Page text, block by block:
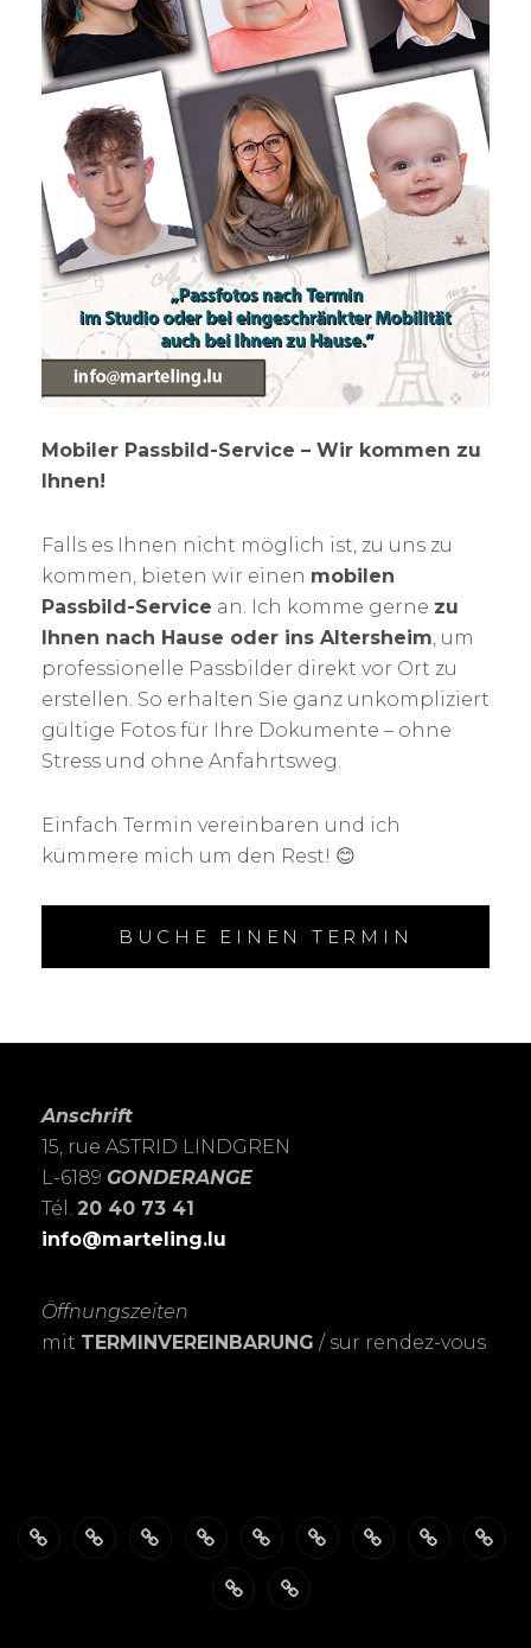
Mobiler Passbild-Service – Wir kommen zu
Ihnen!
Falls es Ihnen nicht möglich ist, zu uns zu
kommen, bieten wir einen mobilen
Passbild-Service an. Ich komme gerne zu
Ihnen nach Hause oder ins Altersheim , um
professionelle Passbilder direkt vor Ort zu
erstellen. So erhalten Sie ganz unkompliziert
gültige Fotos für Ihre Dokumente – ohne
Stress und ohne Anfahrtsweg.
Einfach Termin vereinbaren und ich
kümmere mich um den Rest! 😊
BUCHE EINEN TERMIN
Anschrift
15, rue ASTRID LINDGREN
L-6189 GONDERANGE
Tél. 20 40 73 41
info@marteling.lu
Öffnungszeiten
mit TERMINVEREINBARUNG / sur rendez-vous
FotoSTUDIO
Schnell